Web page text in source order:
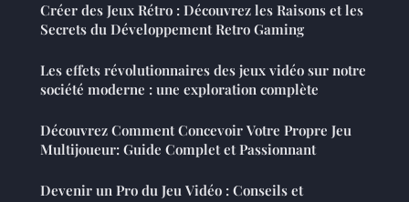
Créer des Jeux Rétro : Découvrez les Raisons et les
Secrets du Développement Retro Gaming
Les effets révolutionnaires des jeux vidéo sur notre
société moderne : une exploration complète
Découvrez Comment Concevoir Votre Propre Jeu
Multijoueur: Guide Complet et Passionnant
Devenir un Pro du Jeu Vidéo : Conseils et